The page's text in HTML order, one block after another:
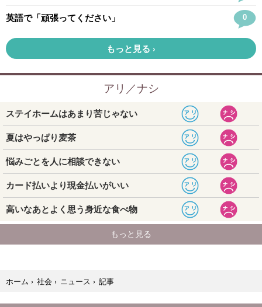
ホーム › 社会 › ニュース › 記事